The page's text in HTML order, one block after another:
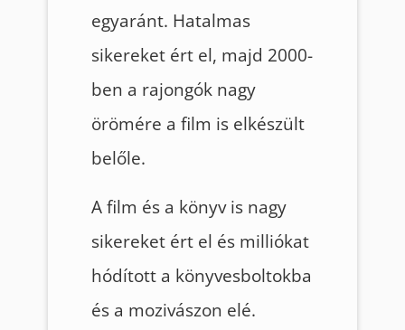
egyaránt. Hatalmas
sikereket ért el, majd 2000-
ben a rajongók nagy
örömére a film is elkészült
belőle.
A film és a könyv is nagy
sikereket ért el és milliókat
hódított a könyvesboltokba
és a mozivászon elé.